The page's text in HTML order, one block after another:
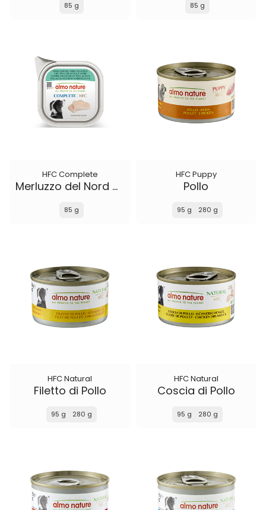
85 g 85 g
HFC Complete
Merluzzo del Nord Atlantico
85 g
HFC Puppy
Pollo
95 g 280 g
HFC Natural
Filetto di Pollo
95 g 280 g
HFC Natural
Coscia di Pollo
95 g 280 g